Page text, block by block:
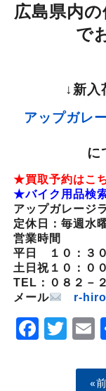
広島県内
で
↓新入
アップガレ
に
★買取予約はこ
★バイク用品検
アップガレージ
定休日：毎週水
営業時間
平日 １０：３
土日祝１０：０
TEL：０８２－
メール
r-
«